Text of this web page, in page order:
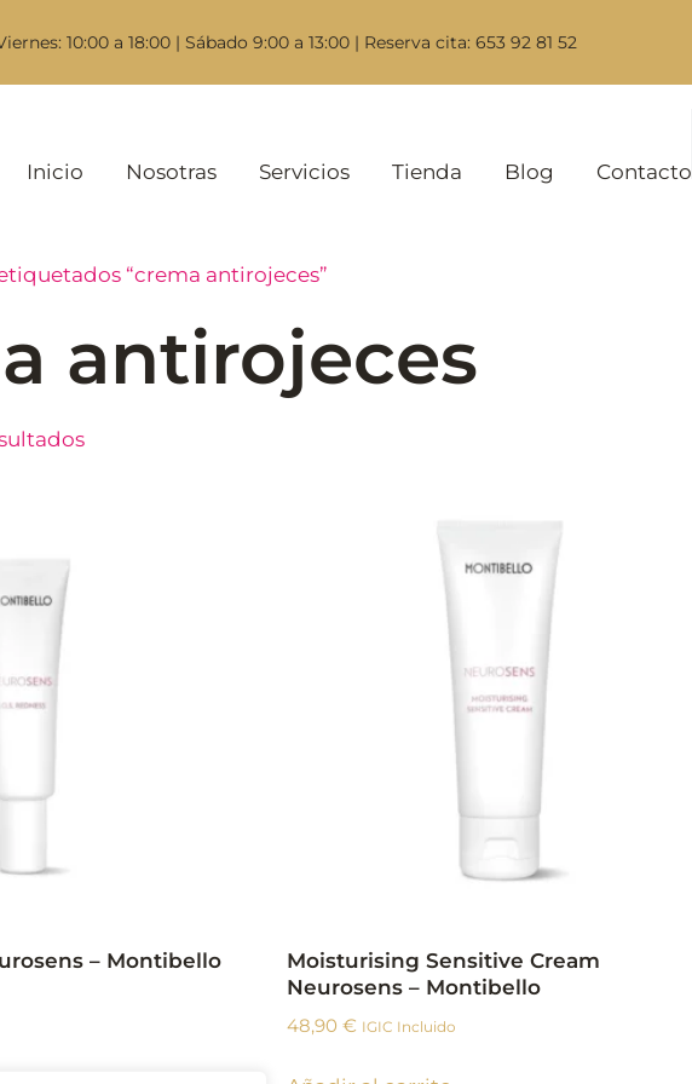
10:00 a 18:00 | Sábado 9:00 a 13:00 | Reserva cita: 653 92 81 52
Inicio Nosotras Servicios Tienda Blog Contacto
“crema antirojeces”
antirojeces
– Montibello
Moisturising Sensitive Cream
Neurosens – Montibello
48,90 € IGIC Incluido